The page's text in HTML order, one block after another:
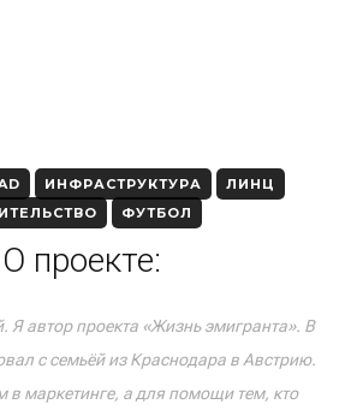
ИНФРАСТРУКТУРА
ЛИНЦ
ФУТБОЛ
О проекте:
Я автор проекта «Жизнь эмигранта». В
с семьёй из Краснодара в Австрию.
маркетинге, а для помощи тем, кто